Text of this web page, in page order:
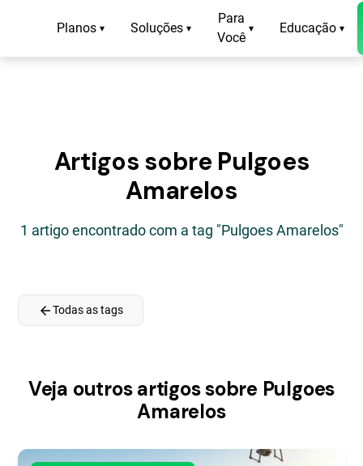
Planos ▾ Soluções ▾
Para
Você
▾ Educação ▾
Artigos sobre Pulgoes
Amarelos
1 artigo encontrado com a tag "Pulgoes Amarelos"
arrow_backTodas as tags
Veja outros artigos sobre Pulgoes
Amarelos